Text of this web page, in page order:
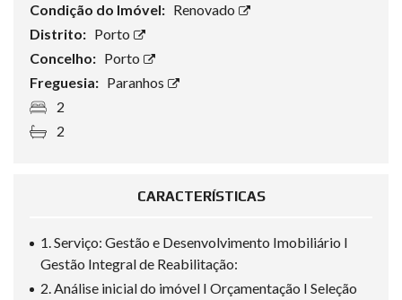
Condição do Imóvel: Renovado
Distrito: Porto
Concelho: Porto
Freguesia: Paranhos
2
2
CARACTERÍSTICAS
1. Serviço: Gestão e Desenvolvimento Imobiliário I
Gestão Integral de Reabilitação:
2. Análise inicial do imóvel I Orçamentação I Seleção